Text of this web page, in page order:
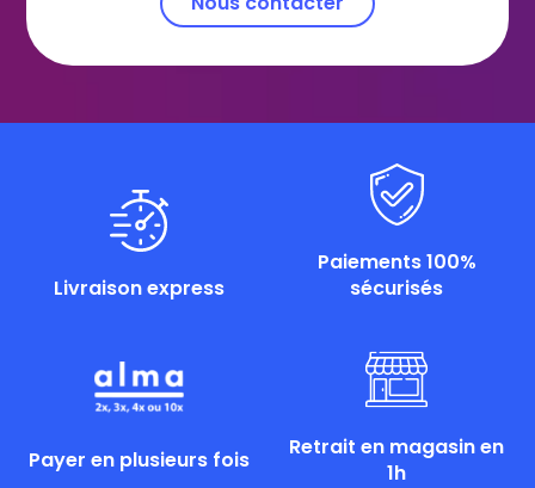
Livraison express
Paiements 100%
sécurisés
Payer en plusieurs fois
Retrait en magasin en
1h